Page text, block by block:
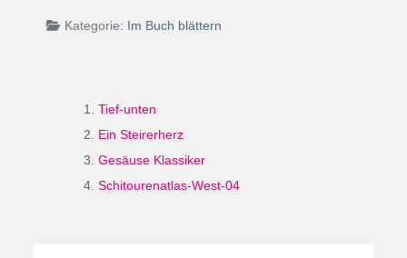
Kategorie: Im Buch blättern
Tief-unten
Ein Steirerherz
Gesäuse Klassiker
Schitourenatlas-West-04